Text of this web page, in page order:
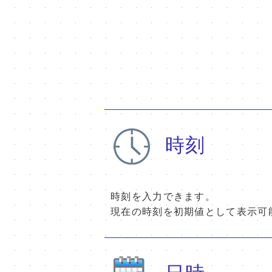
時刻
時刻を入力できます。
現在の時刻を初期値として表示可